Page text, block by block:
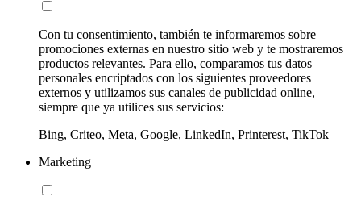
Con tu consentimiento, también te informaremos sobre
promociones externas en nuestro sitio web y te mostraremos
productos relevantes. Para ello, comparamos tus datos
personales encriptados con los siguientes proveedores
externos y utilizamos sus canales de publicidad online,
siempre que ya utilices sus servicios:
Bing, Criteo, Meta, Google, LinkedIn, Printerest, TikTok
Marketing